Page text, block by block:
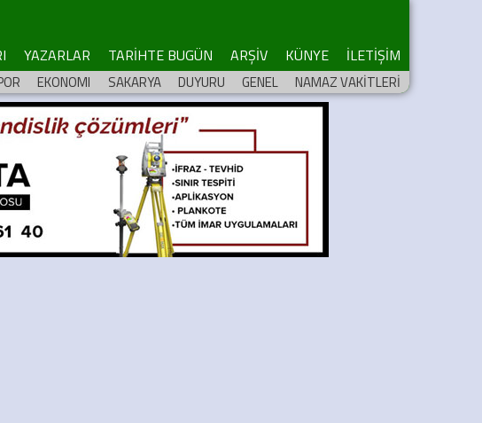
YAZARLAR TARİHTE BUGÜN ARŞİV KÜNYE İLETİŞİM
EKONOMI SAKARYA DUYURU GENEL NAMAZ VAKİTLERİ